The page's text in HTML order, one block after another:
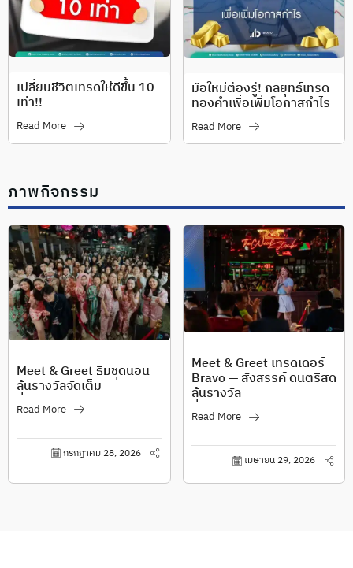
เปลี่ยนชีวิตเทรดให้ดีขึ้น 10
เท่า!!
Read More
มือใหม่ต้องรู้! กลยุทธ์เทรด
ทองคำเพื่อเพิ่มโอกาสกำไร
Read More
ภาพกิจกรรม
Meet & Greet ธีมชุดนอน
ลุ้นรางวัลจัดเต็ม
Read More
กรกฎาคม 28, 2026
Meet & Greet เทรดเดอร์
Bravo — สังสรรค์ ดนตรีสด
ลุ้นรางวัล
Read More
เมษายน 29, 2026